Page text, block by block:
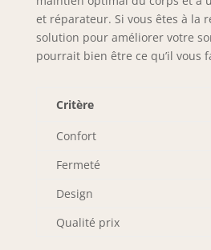
et réparateur. Si vous êtes à la
solution pour améliorer votre
pourrait bien être ce qu’il vous
Critère
Confort
Fermeté
Design
Qualité prix